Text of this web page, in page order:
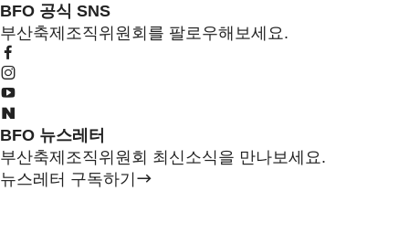
BFO 공식 SNS
부산축제조직위원회를 팔로우해보세요.
BFO 뉴스레터
부산축제조직위원회 최신소식을 만나보세요.
뉴스레터 구독하기